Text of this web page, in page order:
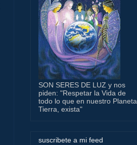
SON SERES DE LUZ y nos
piden: "Respetar la Vida de
todo lo que en nuestro Planeta
Tierra, exista"
suscribete a mi feed